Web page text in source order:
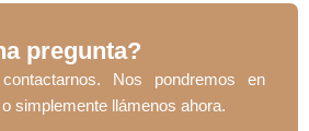
pregunta?
Nos pondremos en
simplemente llámenos ahora.